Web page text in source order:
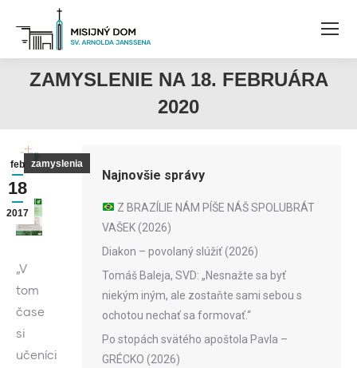
ZAMYSLENIE NA 18. FEBRUÁRA
2020
feb
18
2017
zamyslenia
„V
tom
čase
si
učeníci
Najnovšie správy
Z BRAZÍLIE NÁM PÍŠE NÁŠ SPOLUBRÁT
VAŠEK (2026)
Diakon – povolaný slúžiť (2026)
Tomáš Baleja, SVD: „Nesnažte sa byť
niekým iným, ale zostaňte sami sebou s
ochotou nechať sa formovať.“
Po stopách svätého apoštola Pavla –
GRÉCKO (2026)